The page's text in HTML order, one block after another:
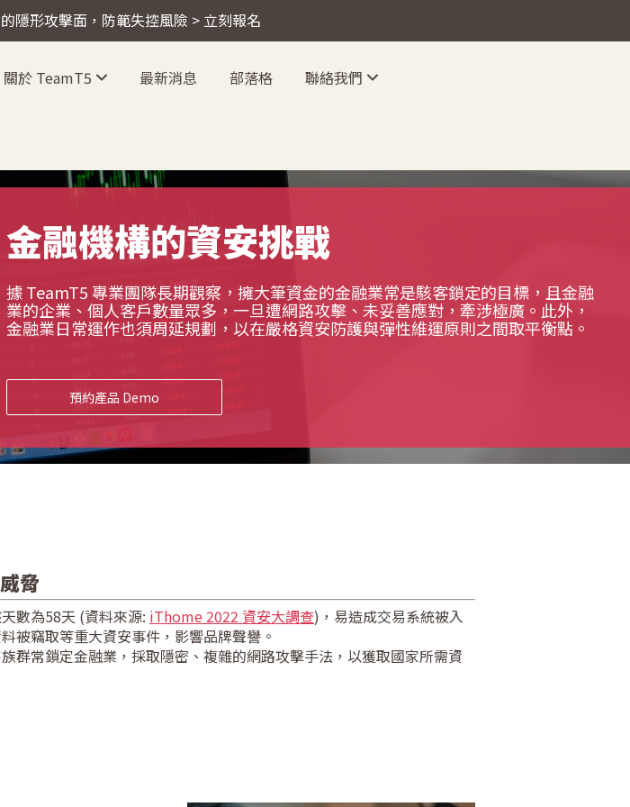
隱形攻擊面，防範失控風險 > 立刻報名
關於 TeamT5 最新消息 部落格 聯絡我們
金融機構的資安挑戰
據 TeamT5 專業團隊長期觀察，擁大筆資金的金融業常是駭客鎖定的目標，且金融
業的企業、個人客戶數量眾多，一旦遭網路攻擊、未妥善應對，牽涉極廣。此外，
金融業日常運作也須周延規劃，以在嚴格資安防護與彈性維運原則之間取平衡點。
預約產品 Demo
脅
數為58天 (資料來源: iThome 2022 資安大調查)，易造成交易系統被入
被竊取等重大資安事件，影響品牌聲譽。
群常鎖定金融業，採取隱密、複雜的網路攻擊手法，以獲取國家所需資